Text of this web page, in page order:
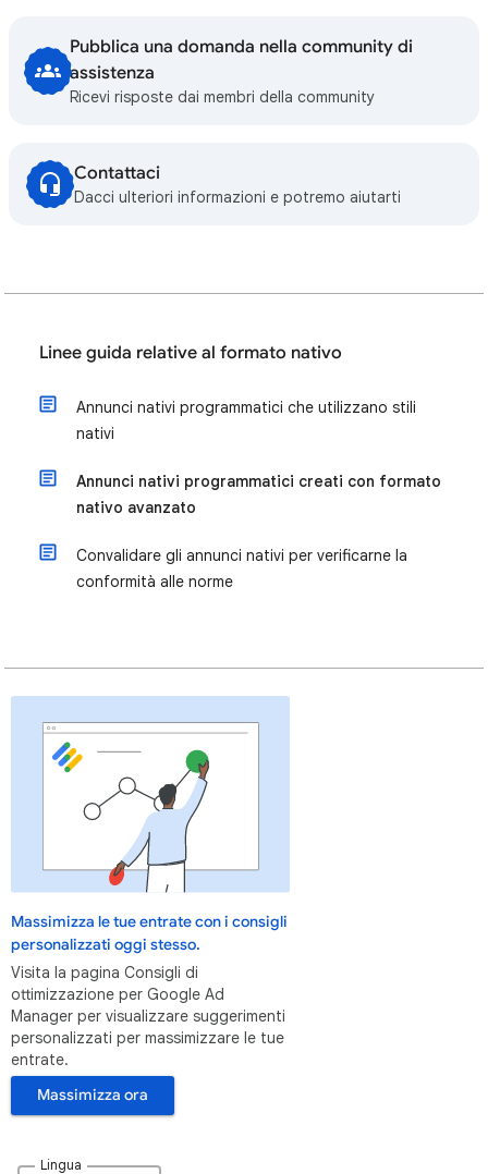
Pubblica una domanda nella community di
assistenza
Ricevi risposte dai membri della community
Contattaci
Dacci ulteriori informazioni e potremo aiutarti
Linee guida relative al formato nativo
Annunci nativi programmatici che utilizzano stili
nativi
Annunci nativi programmatici creati con formato
nativo avanzato
Convalidare gli annunci nativi per verificarne la
conformità alle norme
Massimizza le tue entrate con i consigli
personalizzati oggi stesso.
Visita la pagina Consigli di
ottimizzazione per Google Ad
Manager per visualizzare suggerimenti
personalizzati per massimizzare le tue
entrate.
Massimizza ora
Lingua